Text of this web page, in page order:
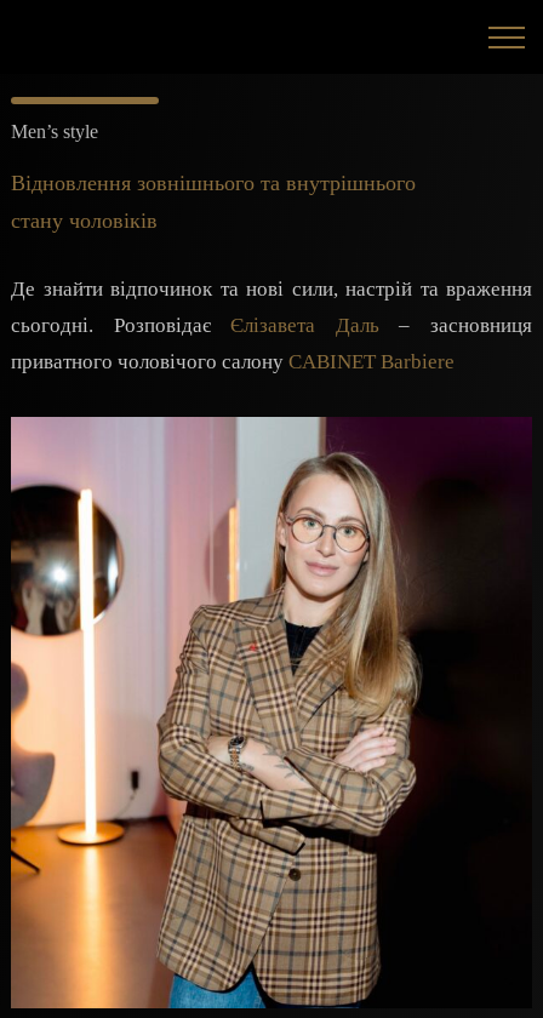
Men’s style
Відновлення зовнішнього та внутрішнього
стану чоловіків
Де знайти відпочинок та нові сили, настрій та враження
сьогодні. РозповідаєЄлізавета Даль– засновниця
приватного чоловічого салону CABINET Barbiere